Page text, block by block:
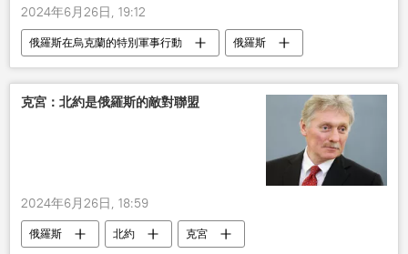
2024年6月26日, 19:12
俄羅斯在烏克蘭的特別軍事行動
俄羅斯
烏克蘭
克宮：北約是俄羅斯的敵對聯盟
2024年6月26日, 18:59
俄羅斯 北約 克宮